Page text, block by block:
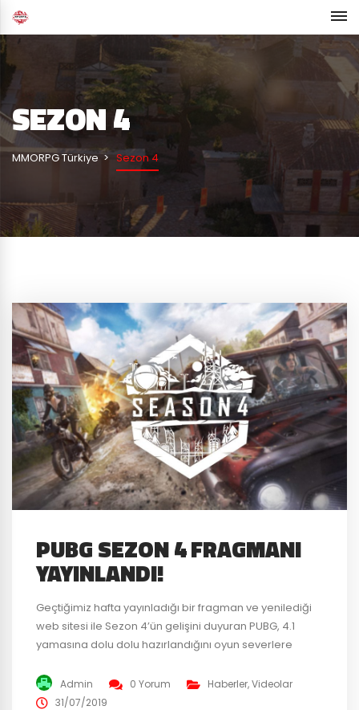
SEZON 4
MMORPG Türkiye Sezon 4
PUBG SEZON 4 FRAGMANI
YAYINLANDI!
Geçtiğimiz hafta yayınladığı bir fragman ve yenilediği
web sitesi ile Sezon 4’ün gelişini duyuran PUBG, 4.1
yamasına dolu dolu hazırlandığını oyun severlere
iyileştirilmiş grafikler ve geçmiş savaşın izleri taşıyacak
şekilde sürprizler ile yenilendi. Sosnovka askeri
Admin 0 Yorum Haberler,Videolar
31/07/2019